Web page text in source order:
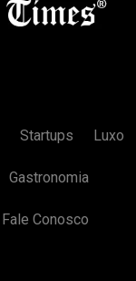
Startups Luxo
Gastronomia
Fale Conosco